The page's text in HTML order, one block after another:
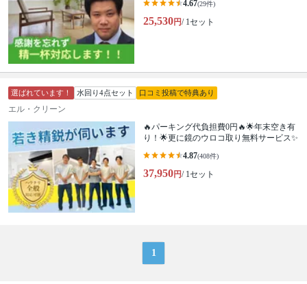
4.67(29件)
25,530円/ 1セット
選ばれています！ 水回り4点セット 口コミ投稿で特典あり
エル・クリーン
🔥パーキング代負担費0円🔥🌟年末空き有
り！🌟更に鏡のウロコ取り無料サービス✨
4.87(408件)
37,950円/ 1セット
1